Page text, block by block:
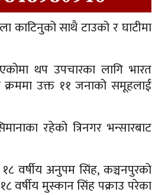
काटिनुको साथै टाउको र घाटीमा
थप उपचारका लागि भारत
क्रममा उक्त ११ जनाको समूहलाई
रहेको त्रिनगर भन्सारबाट
वर्षीय अनुपम सिंह, कञ्चनपुरको
वर्षीय मुस्कान सिंह पक्राउ परेका